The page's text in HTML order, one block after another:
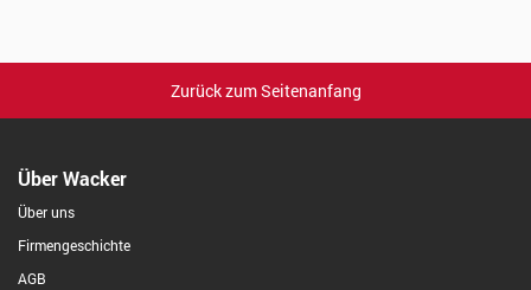
Zurück zum Seitenanfang
Über Wacker
Über uns
Firmengeschichte
AGB